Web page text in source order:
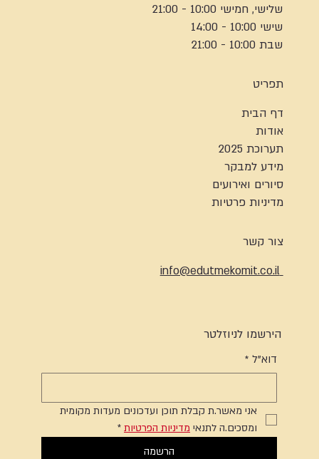
שלישי, חמישי 10:00 - 21:00
שישי 10:00 - 14:00
שבת 10:00 - 21:00
תפריט
דף הבית
אודות
תערוכת 2025
מידע למבקר
סיורים ואירועים
מדיניות פרטיות
צור קשר
info@edutmekomit.co.il
הירשמו לניוזלטר
דוא"ל *
אני מאשר.ת קבלת תוכן ועדכונים מעדות מקומית
ומסכים.ה לתנאי מדיניות הפרטיות *
הרשמה